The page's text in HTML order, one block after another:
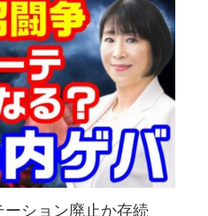
ーション廃止か存続